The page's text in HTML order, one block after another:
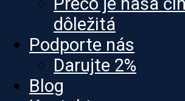
dôležitá
Podporte nás
Darujte 2%
Blog